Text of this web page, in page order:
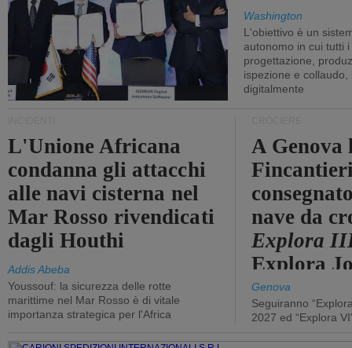
Washington
L'obiettivo è un
autonomo in cui tutti
progettazione,
ispezione e collaudo,
digitalmente
L'Unione Africana
condanna gli attacchi
alle navi cisterna nel
Mar Rosso rivendicati
dagli Houthi
Addis Abeba
Youssouf: la sicurezza delle rotte
marittime nel Mar Rosso è di vitale
importanza strategica per l'Africa
A Genova
nave da
Explora
Explora
Genova
Seguiranno
2027 ed “Explora